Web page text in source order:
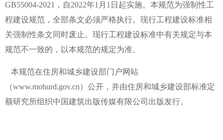
GB55004-2021，自2022年1月1日起实施。本规范为强制性工
程建设规范，全部条文必须严格执行。现行工程建设标准相
关强制性条文同时废止。现行工程建设标准中有关规定与本
规范不一致的，以本规范的规定为准。
本规范在住房和城乡建设部门户网站
（www.mohurd.gov.cn）公开，并由住房和城乡建设部标准定
额研究所组织中国建筑出版传媒有限公司出版发行。